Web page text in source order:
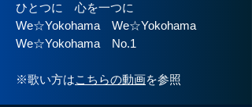
ひとつに 心を一つに
We☆Yokohama We☆Yokohama
We☆Yokohama No.1
​※歌い方はこちらの動画を参照